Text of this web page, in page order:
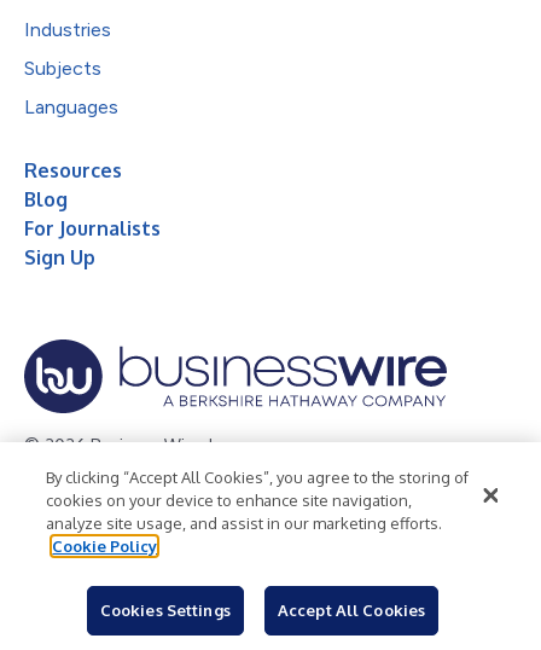
Industries
Subjects
Languages
Resources
Blog
For Journalists
Sign Up
© 2026 Business Wire, Inc.
Privacy Policy Cookie Policy
Accessibility Statement
Terms of Use
Legal
By clicking “Accept All Cookies”, you agree to the storing of
cookies on your device to enhance site navigation,
analyze site usage, and assist in our marketing efforts.
Cookie Policy
Cookies Settings Accept All Cookies